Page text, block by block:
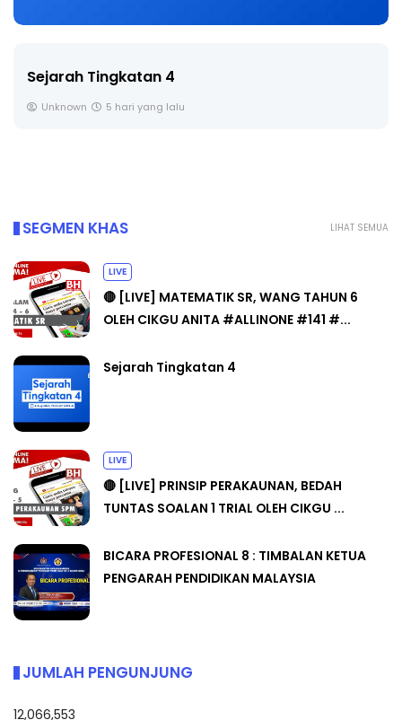
LIVE
🔴 [LIVE] PRINSIP PERAKAUNAN, BEDAH TUNTAS
LIHAT SEMUA
SEGMEN KHAS
LIVE
🔴 [LIVE] MATEMATIK SR, WANG TAHUN 6
OLEH CIKGU ANITA #ALLINONE #141 #...
Sejarah Tingkatan 4
LIVE
🔴 [LIVE] PRINSIP PERAKAUNAN, BEDAH
TUNTAS SOALAN 1 TRIAL OLEH CIKGU ...
BICARA PROFESIONAL 8 : TIMBALAN KETUA
PENGARAH PENDIDIKAN MALAYSIA
JUMLAH PENGUNJUNG
12,066,553